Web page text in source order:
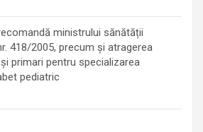
ministrului sănătății
418/2005, precum și atragerea
primari pentru specializarea
pediatric